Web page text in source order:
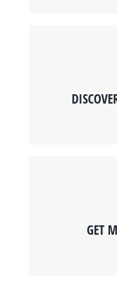
GET